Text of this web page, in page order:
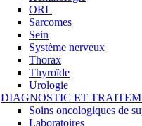
ORL
Sarcomes
Sein
Système nerveux
Thorax
Thyroïde
Urologie
DIAGNOSTIC ET
Soins oncologiques de
Laboratoires